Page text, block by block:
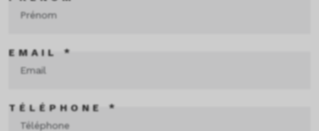
EMAIL *
TÉLÉPHONE *